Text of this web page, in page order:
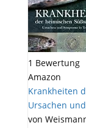
1 Bewertung
Amazon
Krankheiten
Ursachen
von